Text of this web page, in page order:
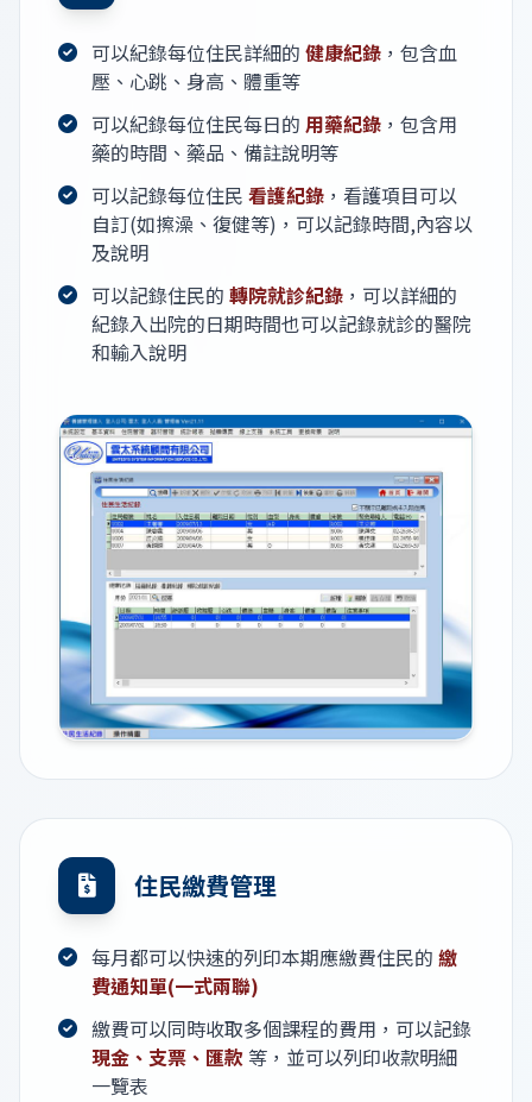
可以紀錄每位住民詳細的 健康紀錄 ，包含血
壓、心跳、身高、體重等
可以紀錄每位住民每日的 用藥紀錄 ，包含用
藥的時間、藥品、備註說明等
可以記錄每位住民 看護紀錄 ，看護項目可以
自訂(如擦澡、復健等)，可以記錄時間,內容以
及說明
可以記錄住民的 轉院就診紀錄 ，可以詳細的
紀錄入出院的日期時間也可以記錄就診的醫院
和輸入說明
住民繳費管理
每月都可以快速的列印本期應繳費住民的 繳
費通知單(一式兩聯)
繳費可以同時收取多個課程的費用，可以記錄
現金、支票、匯款 等，並可以列印收款明細
一覽表